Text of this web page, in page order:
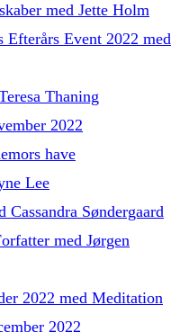
med Jette Holm
Event 2022 med
Thaning
2022
have
Lee
Søndergaard
med Jørgen
2022 med Meditation
2022